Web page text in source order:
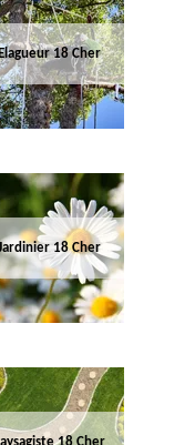
18 Cher
18 Cher